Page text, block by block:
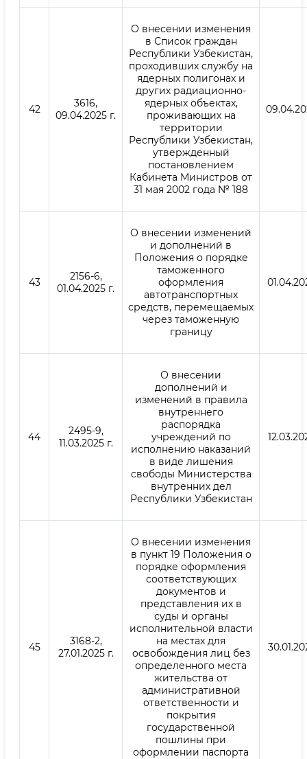
42
3616,
09.04.2025 г.
О внесении изменения
в Список граждан
Республики Узбекистан,
проходивших службу на
ядерных полигонах и
других радиационно-
ядерных объектах,
проживающих на
территории
Республики Узбекистан,
утвержденный
постановлением
Кабинета Министров от
31 мая 2002 года № 188
43
2156-6,
01.04.2025 г.
О внесении изменений
и дополнений в
Положения о порядке
таможенного
оформления
автотранспортных
средств, перемещаемых
через таможенную
границу
44
2495-9,
11.03.2025 г.
О внесении
дополнений и
изменений в правила
внутреннего
распорядка
учреждений по
исполнению наказаний
в виде лишения
свободы Министерства
внутренних дел
Республики Узбекистан
45
3168-2,
27.01.2025 г.
О внесении изменения
в пункт 19 Положения о
порядке оформления
соответствующих
документов и
представления их в
суды и органы
исполнительной власти
на местах для
освобождения лиц без
определенного места
жительства от
административной
ответственности и
покрытия
государственной
пошлины при
оформлении паспорта